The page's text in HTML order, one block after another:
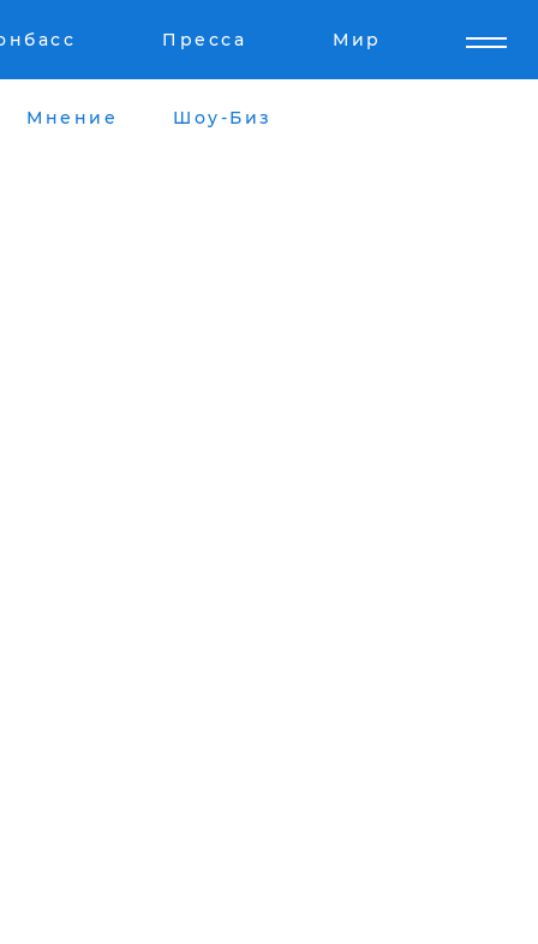
Пресса Мир
Мнение Шоу-Биз